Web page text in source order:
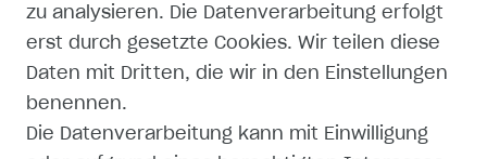
DATENSCHUTZERKLÄRUNG
AGB
zu analysieren. Die Datenverarbeitung erfolgt
erst durch gesetzte Cookies. Wir teilen diese
Daten mit Dritten, die wir in den Einstellungen
benennen.
Die Datenverarbeitung kann mit Einwilligung